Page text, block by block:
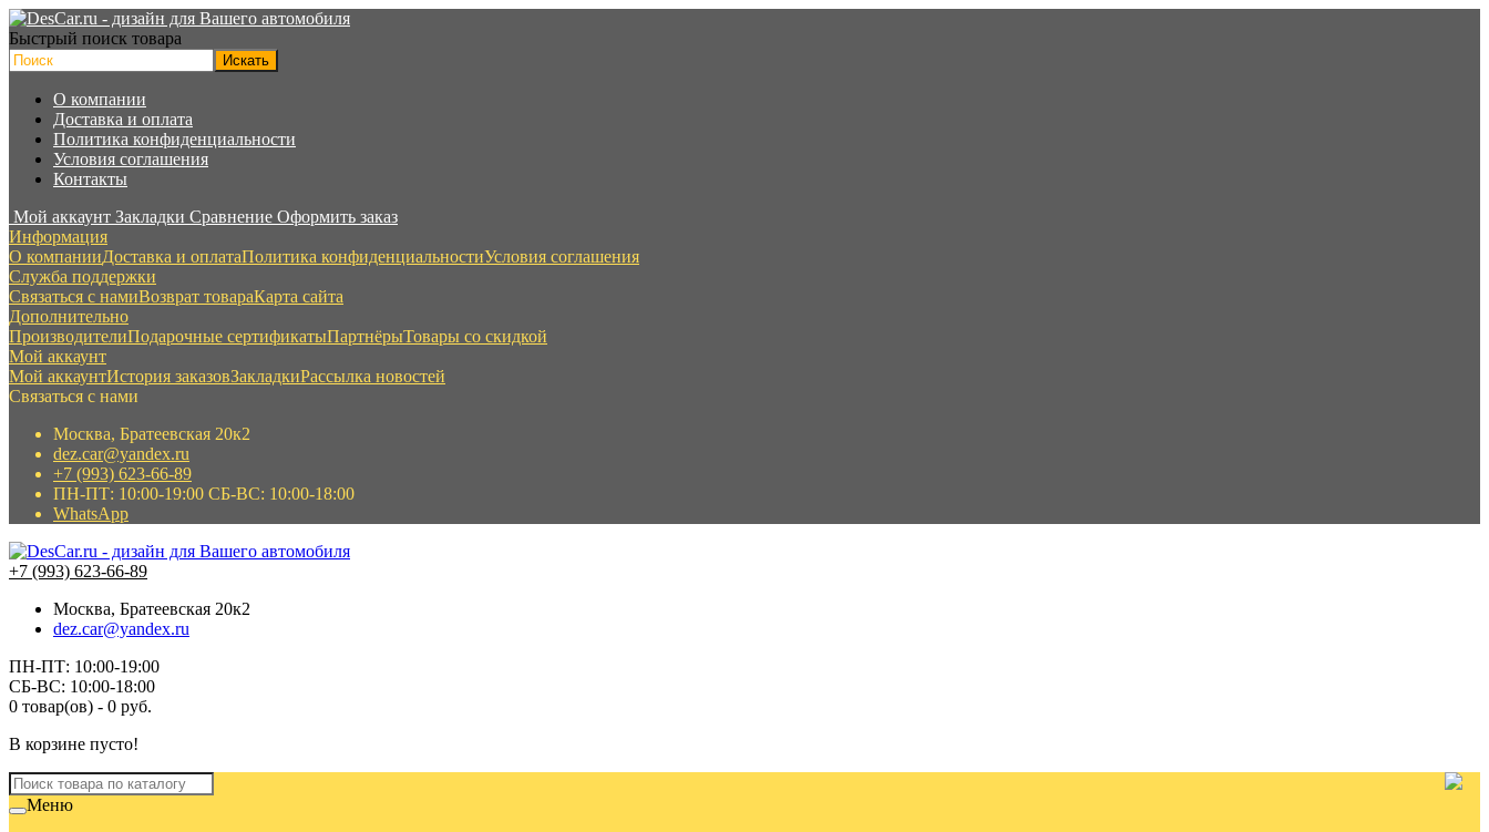
Быстрый поиск товара
О компании
Доставка и оплата
Политика конфиденциальности
Условия соглашения
Контакты
Мой аккаунт Закладки Сравнение Оформить заказ
Информация
О компанииДоставка и оплатаПолитика конфиденциальностиУсловия соглашения
Служба поддержки
Связаться с намиВозврат товараКарта сайта
Дополнительно
ПроизводителиПодарочные сертификатыПартнёрыТовары со скидкой
Мой аккаунт
Мой аккаунтИстория заказовЗакладкиРассылка новостей
Связаться с нами
Москва, Братеевская 20к2
dez.car@yandex.ru
+7 (993) 623-66-89
ПН-ПТ: 10:00-19:00 СБ-ВС: 10:00-18:00
WhatsApp
+7 (993) 623-66-89
Москва, Братеевская 20к2
dez.car@yandex.ru
ПН-ПТ: 10:00-19:00
СБ-ВС: 10:00-18:00
0 товар(ов) - 0 руб.
В корзине пусто!
Меню